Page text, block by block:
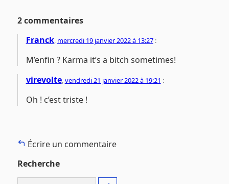
2 commentaires
Franck, mercredi 19 janvier 2022 à 13:27:
M’enfin ? Karma it’s a bitch sometimes!
virevolte,vendredi 21 janvier 2022 à 19:21 :
Oh ! c’est triste !
Écrire un commentaire
Recherche